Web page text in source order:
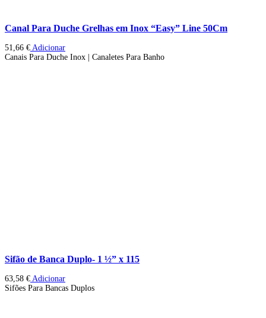
Canal Para Duche Grelhas em Inox “Easy” Line 50Cm
51,66 € Adicionar
Canais Para Duche Inox | Canaletes Para Banho
Sifão de Banca Duplo- 1 ½” x 115
63,58 € Adicionar
Sifões Para Bancas Duplos